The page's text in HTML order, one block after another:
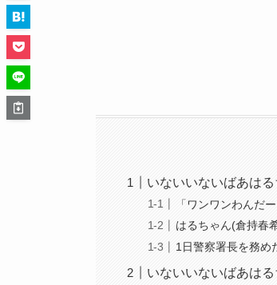
いないいないばあは
「ワンワンわんだ
はるちゃん(倉持春
1日警察署長を務め
いないいないばあは